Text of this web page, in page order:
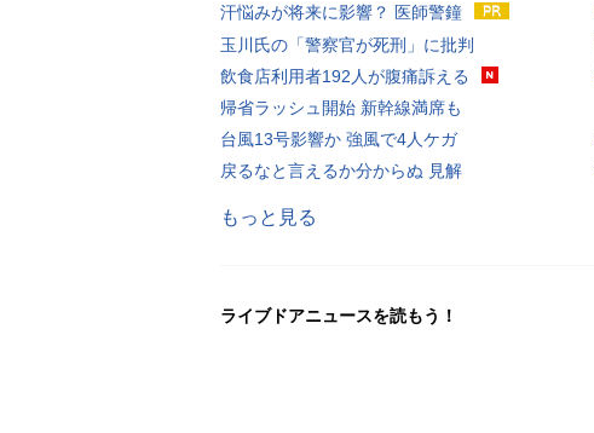
汗悩みが将来に影響？ 医師警鐘
玉川氏の「警察官が死刑」に批判
飲食店利用者192人が腹痛訴える
帰省ラッシュ開始 新幹線満席も
台風13号影響か 強風で4人ケガ
戻るなと言えるか分からぬ 見解
もっと見る
ライブドアニュースを読もう！